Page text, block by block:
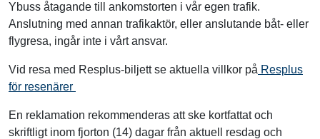
Ybuss åtagande till ankomstorten i vår egen trafik.
Anslutning med annan trafikaktör, eller anslutande båt- eller
flygresa, ingår inte i vårt ansvar.
Vid resa med Resplus-biljett se aktuella villkor på Resplus
för resenärer
En reklamation rekommenderas att ske kortfattat och
skriftligt inom fjorton (14) dagar från aktuell resdag och